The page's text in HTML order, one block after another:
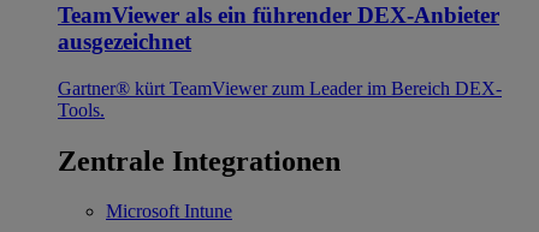
TeamViewer als ein führender DEX-Anbieter
ausgezeichnet
Gartner® kürt TeamViewer zum Leader im Bereich DEX-
Tools.
Zentrale Integrationen
Microsoft Intune